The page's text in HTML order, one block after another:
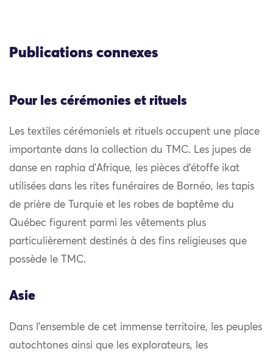
Publications connexes
Pour les cérémonies et rituels
Les textiles cérémoniels et rituels occupent une place
importante dans la collection du TMC. Les jupes de
danse en raphia d’Afrique, les pièces d’étoffe ikat
utilisées dans les rites funéraires de Bornéo, les tapis
de prière de Turquie et les robes de baptême du
Québec figurent parmi les vêtements plus
particulièrement destinés à des fins religieuses que
possède le TMC.
Asie
Dans l’ensemble de cet immense territoire, les peuples
autochtones ainsi que les explorateurs, les